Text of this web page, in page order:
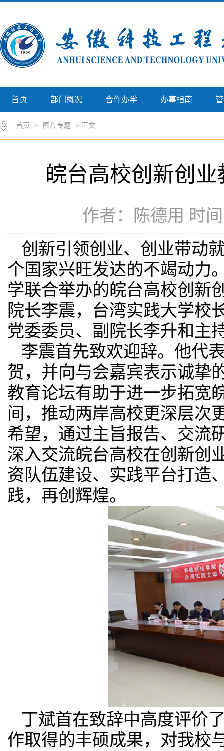
首页 部门概况 合作办学 办事指南
首页 > 图片专题 > 正文
皖台高校创新创
作者：陈德用 时
创新引领创业、创业带动
个国家兴旺发达的不竭动力
学联合举办的皖台高校创新
院长李震，台湾实践大学校
党委委员、副院长李升和主
李震首先致欢迎辞。他代
贺，并向与会嘉宾表示诚挚
教育论坛有助于进一步拓宽
间，推动两岸高校更深层次
希望，通过主旨报告、交流
深入交流皖台高校在创新创
资队伍建设、实践平台打造
践，再创辉煌。
丁斌首在致辞中高度评价
作取得的丰硕成果，对我校